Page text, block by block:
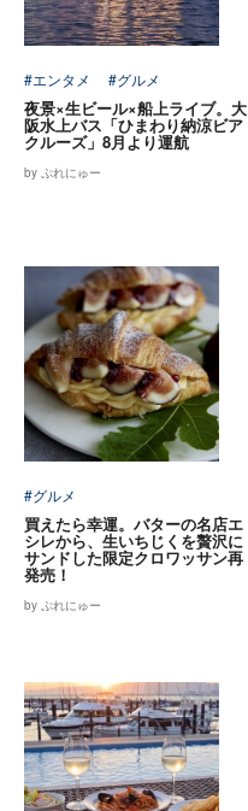
#エンタメ #グルメ
夜景×生ビール×船上ライブ。大
阪水上バス「ひまわり納涼ビア
クルーズ」8月より運航
by ぷれにゅー
#グルメ
買えたら幸運。バターの名店エ
シレから、生いちじくを贅沢に
サンドした限定クロワッサン再
発売！
by ぷれにゅー